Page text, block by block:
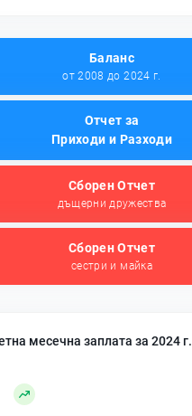
Баланс
от 2008 до 2024 г.
Отчет за
Приходи и Разходи
Сборен Отчет
дъщерни дружества
Сборен Отчет
сестри и майка
месечна заплата за 2024 г.